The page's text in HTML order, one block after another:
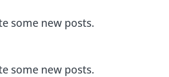
some new posts.
some new posts.